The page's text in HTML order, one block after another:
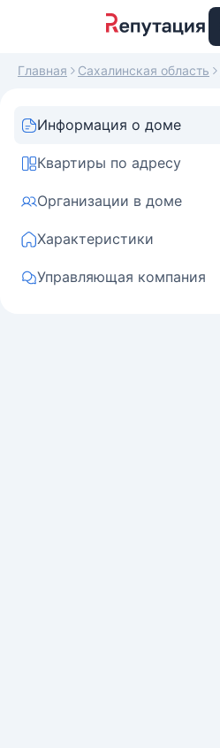
Главная Сахалинская область
Информация о доме
Квартиры по адресу
Организации в доме
Характеристики
Управляющая компания